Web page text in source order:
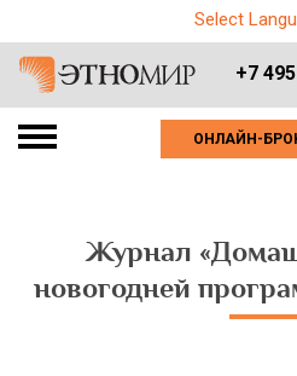
Select
+7
ОНЛАЙН-
Журнал
новогодней